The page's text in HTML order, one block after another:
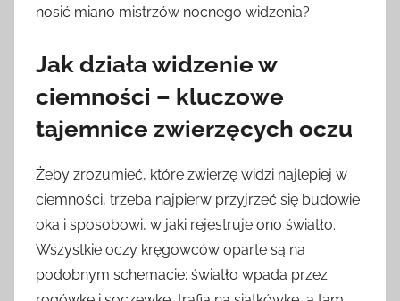
nosić miano mistrzów nocnego widzenia?
Jak działa widzenie w
ciemności – kluczowe
tajemnice zwierzęcych oczu
Żeby zrozumieć, które zwierzę widzi najlepiej w
ciemności, trzeba najpierw przyjrzeć się budowie
oka i sposobowi, w jaki rejestruje ono światło.
Wszystkie oczy kręgowców oparte są na
podobnym schemacie: światło wpada przez